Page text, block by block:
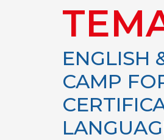
ENGLISH
CAMP